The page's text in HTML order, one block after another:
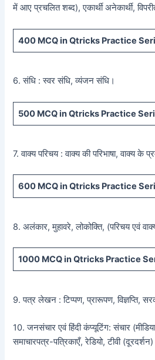
में आए प्रचलित शब्द), एकार्थी अनेकार्थी,
400 MCQ in Qtricks Practice
6. संधि : स्वर संधि, व्यंजन संधि।
500 MCQ in Qtricks Practice
7. वाक्य परिचय : वाक्य की परिभाषा, वाक्य के
600 MCQ in Qtricks Practice
8. अलंकार, मुहावरे, लोकोक्ति, (परिचय एवं
1000 MCQin Qtricks Practice
9. पत्र लेखन : टिप्पण, प्रारूपण, विज्ञप्ति,
10. जनसंचार एवं हिंदी कंप्यूटिंग: संचार
समाचारपत्र-पत्रिकाएँ, रेडियो, टीवी